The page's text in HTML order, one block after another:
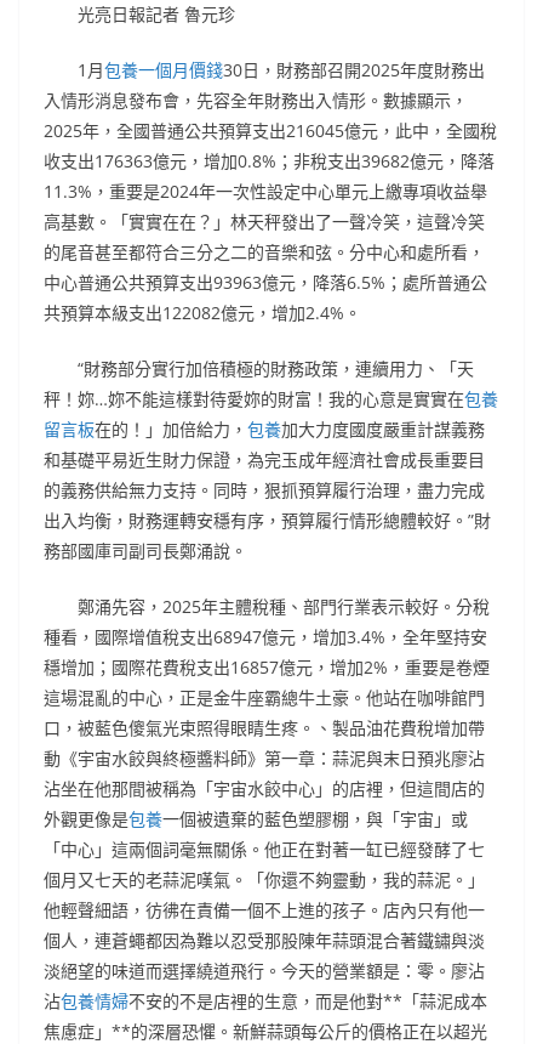
光亮日報記者 魯元珍
1月包養一個月價錢30日，財務部召開2025年度財務出
入情形消息發布會，先容全年財務出入情形。數據顯示，
2025年，全國普通公共預算支出216045億元，此中，全國稅
收支出176363億元，增加0.8%；非稅支出39682億元，降落
11.3%，重要是2024年一次性設定中心單元上繳專項收益舉
高基數。「實實在在？」林天秤發出了一聲冷笑，這聲冷笑
的尾音甚至都符合三分之二的音樂和弦。分中心和處所看，
中心普通公共預算支出93963億元，降落6.5%；處所普通公
共預算本級支出122082億元，增加2.4%。
“財務部分實行加倍積極的財務政策，連續用力、「天
秤！妳…妳不能這樣對待愛妳的財富！我的心意是實實在包養
留言板在的！」加倍給力， 包養加大力度國度嚴重計謀義務
和基礎平易近生財力保證，為完玉成年經濟社會成長重要目
的義務供給無力支持。同時，狠抓預算履行治理，盡力完成
出入均衡，財務運轉安穩有序，預算履行情形總體較好。”財
務部國庫司副司長鄭涌說。
鄭涌先容，2025年主體稅種、部門行業表示較好。分稅
種看，國際增值稅支出68947億元，增加3.4%，全年堅持安
穩增加；國際花費稅支出16857億元，增加2%，重要是卷煙
這場混亂的中心，正是金牛座霸總牛土豪。他站在咖啡館門
口，被藍色傻氣光束照得眼睛生疼。、製品油花費稅增加帶
動《宇宙水餃與終極醬料師》第一章：蒜泥與末日預兆廖沾
沾坐在他那間被稱為「宇宙水餃中心」的店裡，但這間店的
外觀更像是包養一個被遺棄的藍色塑膠棚，與「宇宙」或
「中心」這兩個詞毫無關係。他正在對著一缸已經發酵了七
個月又七天的老蒜泥嘆氣。「你還不夠靈動，我的蒜泥。」
他輕聲細語，彷彿在責備一個不上進的孩子。店內只有他一
個人，連蒼蠅都因為難以忍受那股陳年蒜頭混合著鐵鏽與淡
淡絕望的味道而選擇繞道飛行。今天的營業額是：零。廖沾
沾包養情婦不安的不是店裡的生意，而是他對**「蒜泥成本
焦慮症」**的深層恐懼。新鮮蒜頭每公斤的價格正在以超光